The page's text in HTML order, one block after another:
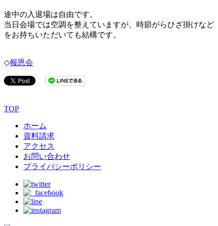
途中の入退場は自由です。
当日会場では空調を整えていますが、時節がらひざ掛けなど
をお持ちいただいても結構です。
◇報恩会
TOP
ホーム
資料請求
アクセス
お問い合わせ
プライバシーポリシー